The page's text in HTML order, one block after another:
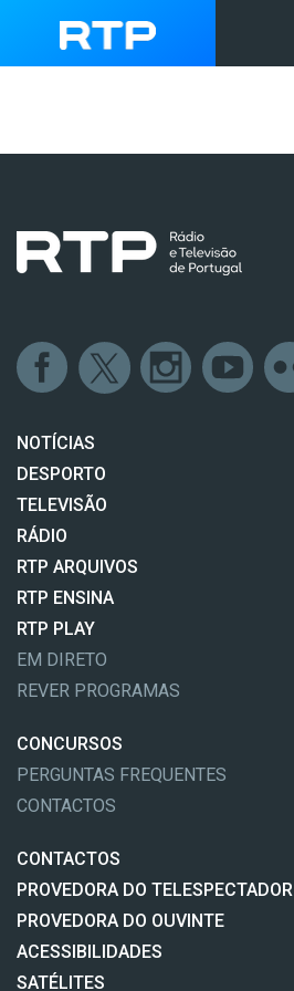
NOTÍCIAS
DESPORTO
TELEVISÃO
RÁDIO
RTP ARQUIVOS
RTP ENSINA
RTP PLAY
EM DIRETO
REVER PROGRAMAS
CONCURSOS
PERGUNTAS FREQUENTES
CONTACTOS
CONTACTOS
PROVEDORA DO TELESPECTADOR
PROVEDORA DO OUVINTE
ACESSIBILIDADES
SATÉLITES